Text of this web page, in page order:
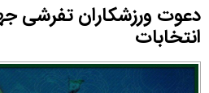
دعوت ورزشکاران تفرشی
انتخابات